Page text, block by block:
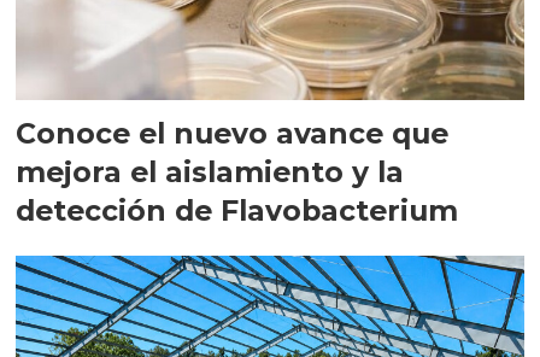
Conoce el nuevo avance que
mejora el aislamiento y la
detección de Flavobacterium